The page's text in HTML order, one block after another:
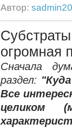
Автор:
огромная
Сначала
раздел:
Все
целиком